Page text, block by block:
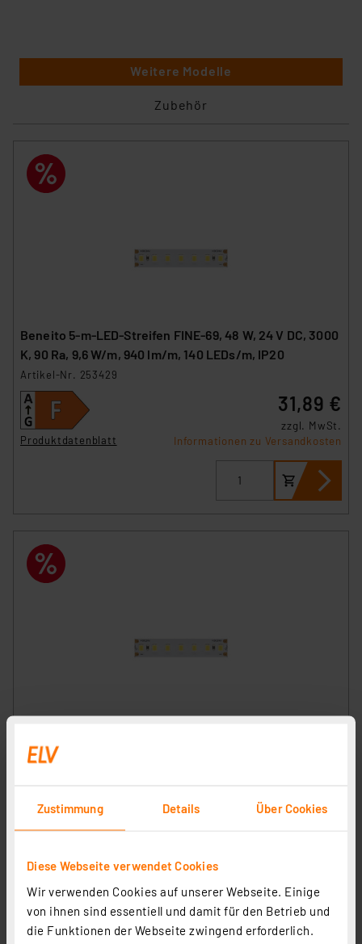
Zustimmung Details Über Cookies
Diese Webseite verwendet Cookies
Wir verwenden Cookies auf unserer Webseite. Einige
von ihnen sind essentiell und damit für den Betrieb und
die Funktionen der Webseite zwingend erforderlich.
Weitere Modelle
Zubehör
Beneito 5-m-LED-Streifen FINE-69, 48 W, 24 V DC, 3000
K, 90 Ra, 9,6 W/m, 940 lm/m, 140 LEDs/m, IP20
Artikel-Nr. 253429
Produktdatenblatt
31,89 €
zzgl. MwSt.
Informationen zu Versandkosten
K, 90 Ra, 9,6 W/m, 979 lm/m, 140 LEDs/m, IP20
Artikel-Nr. 253431
Produktdatenblatt
zzgl. MwSt.